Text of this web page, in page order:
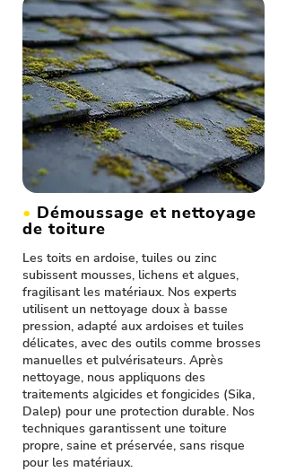
• Démoussage et nettoyage
de toiture
Les toits en ardoise, tuiles ou zinc
subissent mousses, lichens et algues,
fragilisant les matériaux. Nos experts
utilisent un nettoyage doux à basse
pression, adapté aux ardoises et tuiles
délicates, avec des outils comme brosses
manuelles et pulvérisateurs. Après
nettoyage, nous appliquons des
traitements algicides et fongicides (Sika,
Dalep) pour une protection durable. Nos
techniques garantissent une toiture
propre, saine et préservée, sans risque
pour les matériaux.